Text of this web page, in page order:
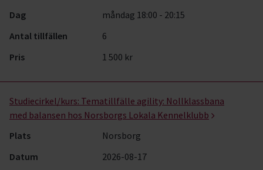
Dag
måndag 18:00 - 20:15
Antal tillfällen
6
Pris
1 500 kr
Studiecirkel/kurs: Tematillfälle agility: Nollklassbana
med balansen hos Norsborgs Lokala Kennelklubb
Plats
Norsborg
Datum
2026-08-17